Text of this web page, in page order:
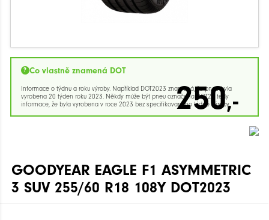
Co vlastně znamená DOT
Informace o týdnu a roku výroby. Například DOT2023 znamená, že pneu byla
vyrobena 20 týden roku 2023. Někdy může být pneu označena DOT23 tedy
informace, že byla vyrobena v roce 2023 bez specifikovaného týdne výroby.
250,-
GOODYEAR EAGLE F1 ASYMMETRIC
3 SUV 255/60 R18 108Y DOT2023